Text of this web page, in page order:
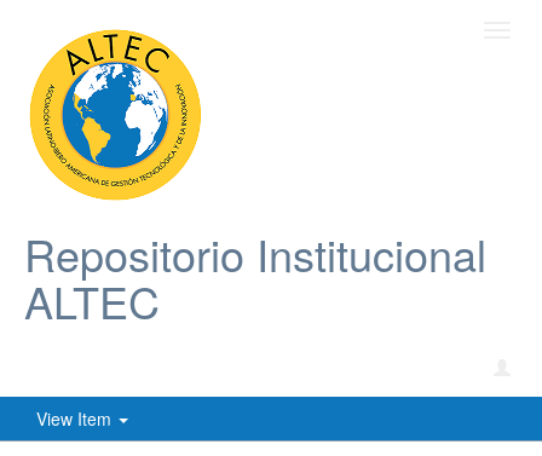
Repositorio Institucional
ALTEC
View Item